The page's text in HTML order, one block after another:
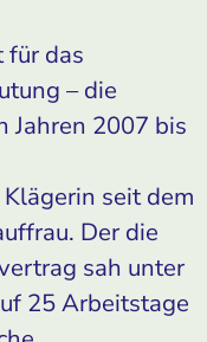
für das
– die
Jahren 2007 bis
seit dem
Der die
sah unter
25 Arbeitstage